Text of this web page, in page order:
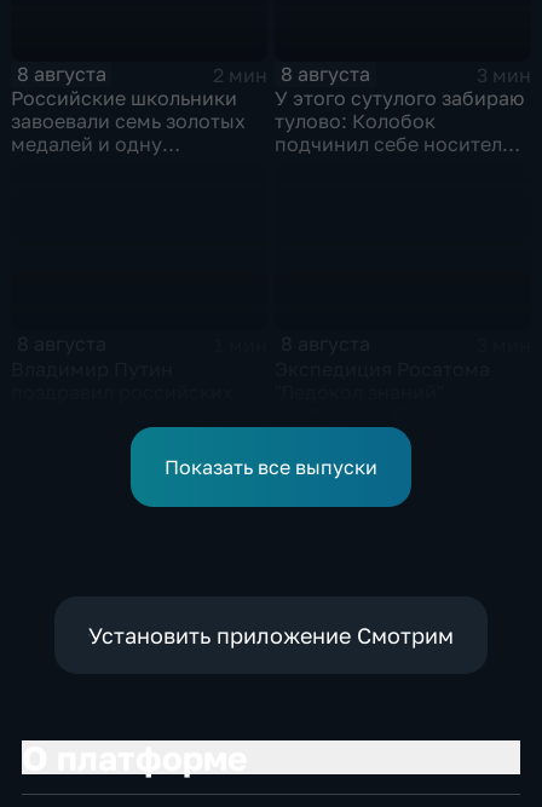
8 августа
2 мин
Российские школьники
завоевали семь золотых
медалей и одну
8 августа
3 мин
У этого сутулого забираю
тулово: Колобок
подчинил себе носителя в
физкультурников с
профессиональнымПоказать все выпуски
Установить приложение Смотрим